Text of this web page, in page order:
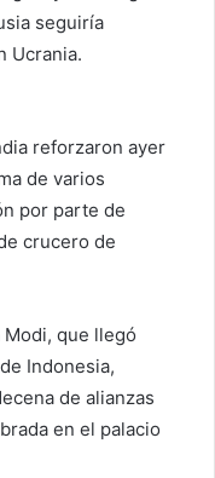
seguiría
Ucrania.
reforzaron ayer
de varios
por parte de
crucero de
que llegó
Indonesia,
de alianzas
en el palacio